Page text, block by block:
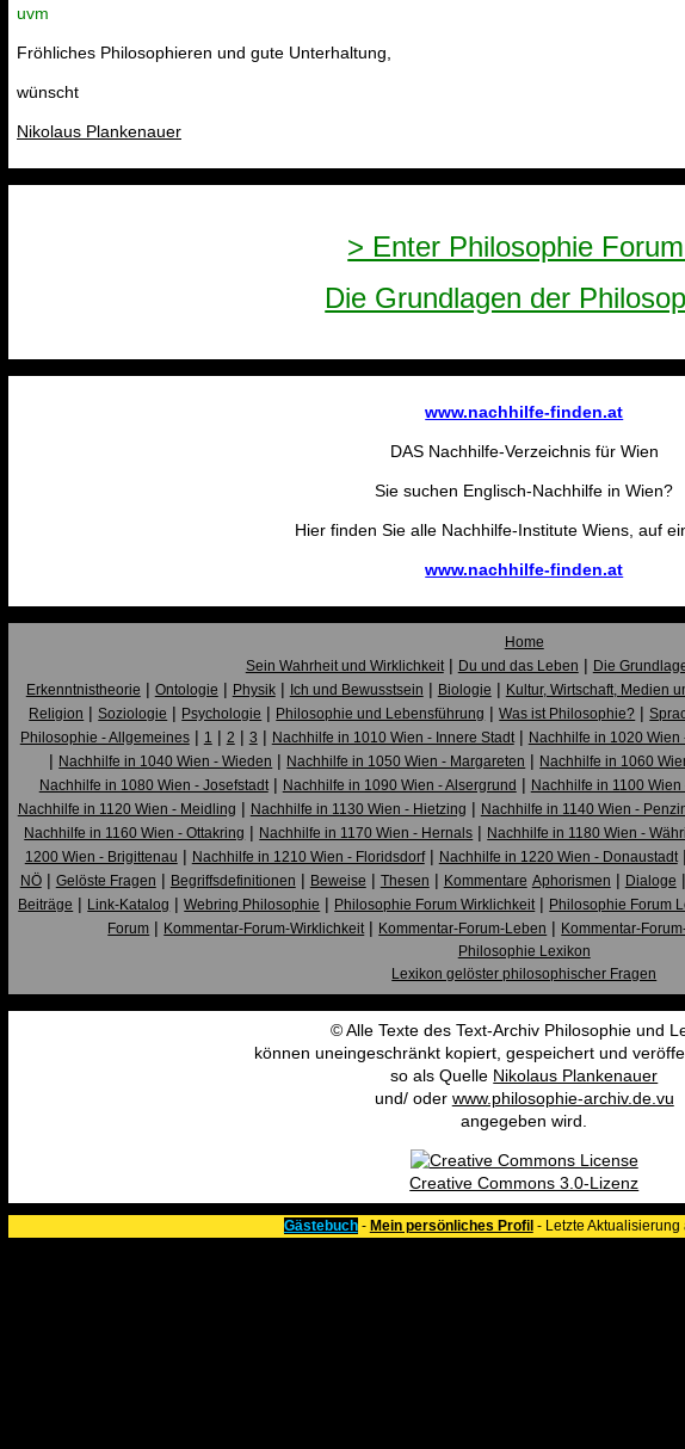
uvm
Fröhliches Philosophieren und gute Unterhaltung,
wünscht
Nikolaus Plankenauer
> Enter Philosophie
Die Grundlagen der
www.nachhilfe-finden.at
DAS Nachhilfe-Verzeichnis für Wien
Sie suchen Englisch-Nachhilfe in Wien?
Hier finden Sie alle Nachhilfe-Institute Wiens, auf
www.nachhilfe-finden.at
Home
Sein Wahrheit und Wirklichkeit| Du und das Leben | Die
Erkenntnistheorie | Ontologie | Physik| Ich und Bewusstsein | Biologie | Kultur, Wirtschaft, Medien
Religion |Soziologie | Psychologie | Philosophie und Lebensführung |Was ist Philosophie? |
Philosophie - Allgemeines| 1 | 2 | 3 | Nachhilfe in 1010 Wien - Innere Stadt| Nachhilfe in 1020
| Nachhilfe in 1040 Wien - Wieden | Nachhilfe in 1050 Wien - Margareten | Nachhilfe in 1060
Nachhilfe in 1080 Wien - Josefstadt| Nachhilfe in 1090 Wien - Alsergrund | Nachhilfe in 1100 Wien
Nachhilfe in 1120 Wien - Meidling | Nachhilfe in 1130 Wien - Hietzing | Nachhilfe in 1140 Wien -
Nachhilfe in 1160 Wien - Ottakring | Nachhilfe in 1170 Wien - Hernals | Nachhilfe in 1180 Wien -
1200 Wien - Brigittenau | Nachhilfe in 1210 Wien - Floridsdorf| Nachhilfe in 1220 Wien - Donaustadt|
NÖ| Gelöste Fragen | Begriffsdefinitionen | Beweise | Thesen | Kommentare Aphorismen | Dialoge |
Beiträge | Link-Katalog |Webring Philosophie | Philosophie Forum Wirklichkeit| Philosophie Forum
Forum | Kommentar-Forum-Wirklichkeit| Kommentar-Forum-Leben | Kommentar-
Philosophie Lexikon
Lexikon gelöster philosophischer Fragen
© Alle Texte des Text-Archiv Philosophie und
können uneingeschränkt kopiert, gespeichert und
so als Quelle Nikolaus Plankenauer
und/ oder www.philosophie-archiv.de.vu
angegeben wird.
Creative Commons 3.0-Lizenz
Gästebuch- Mein persönliches Profil - Letzte Aktualisierung